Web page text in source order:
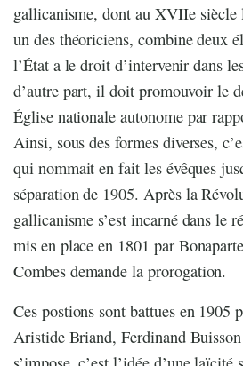
gallicanisme, dont au XVIIe siècle
un des théoriciens, combine deux
l’État a le droit d’intervenir dans
d’autre part, il doit promouvoir le
Église nationale autonome par
Ainsi, sous des formes diverses,
qui nommait en fait les évêques
séparation de 1905. Après la
gallicanisme s’est incarné dans le
mis en place en 1801 par
Combes demande la prorogation.
Ces postions sont battues en 1905
Aristide Briand, Ferdinand